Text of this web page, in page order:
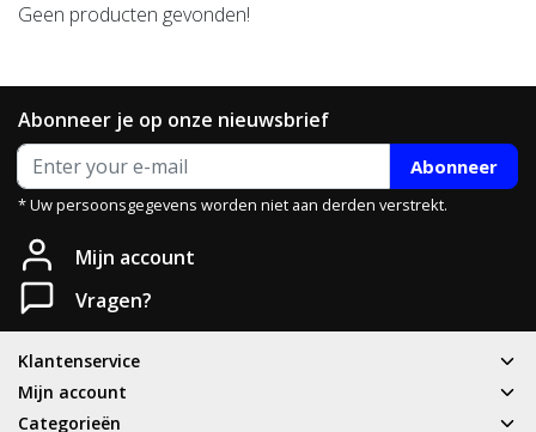
Geen producten gevonden!
Abonneer je op onze nieuwsbrief
Abonneer
* Uw persoonsgegevens worden niet aan derden verstrekt.
Mijn account
Vragen?
Klantenservice
Mijn account
Categorieën